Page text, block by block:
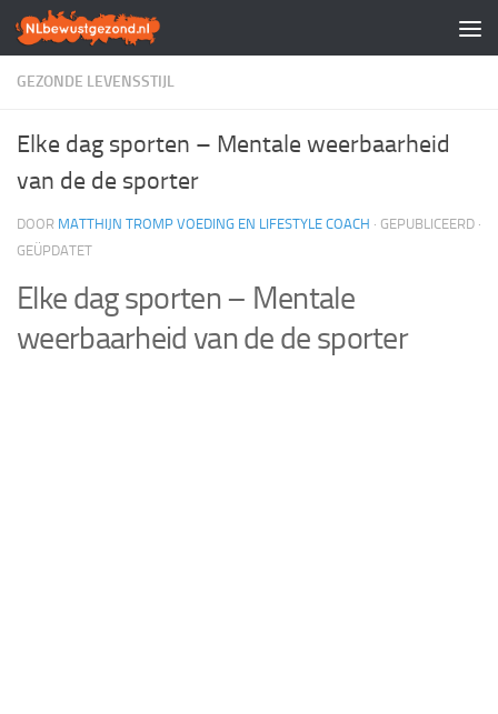
Doorgaan naar inhoud
GEZONDE LEVENSSTIJL
Elke dag sporten – Mentale weerbaarheid
van de de sporter
DOOR MATTHIJN TROMP VOEDING EN LIFESTYLE COACH · GEPUBLICEERD ·
GEÜPDATET
Elke dag sporten – Mentale
weerbaarheid van de de sporter